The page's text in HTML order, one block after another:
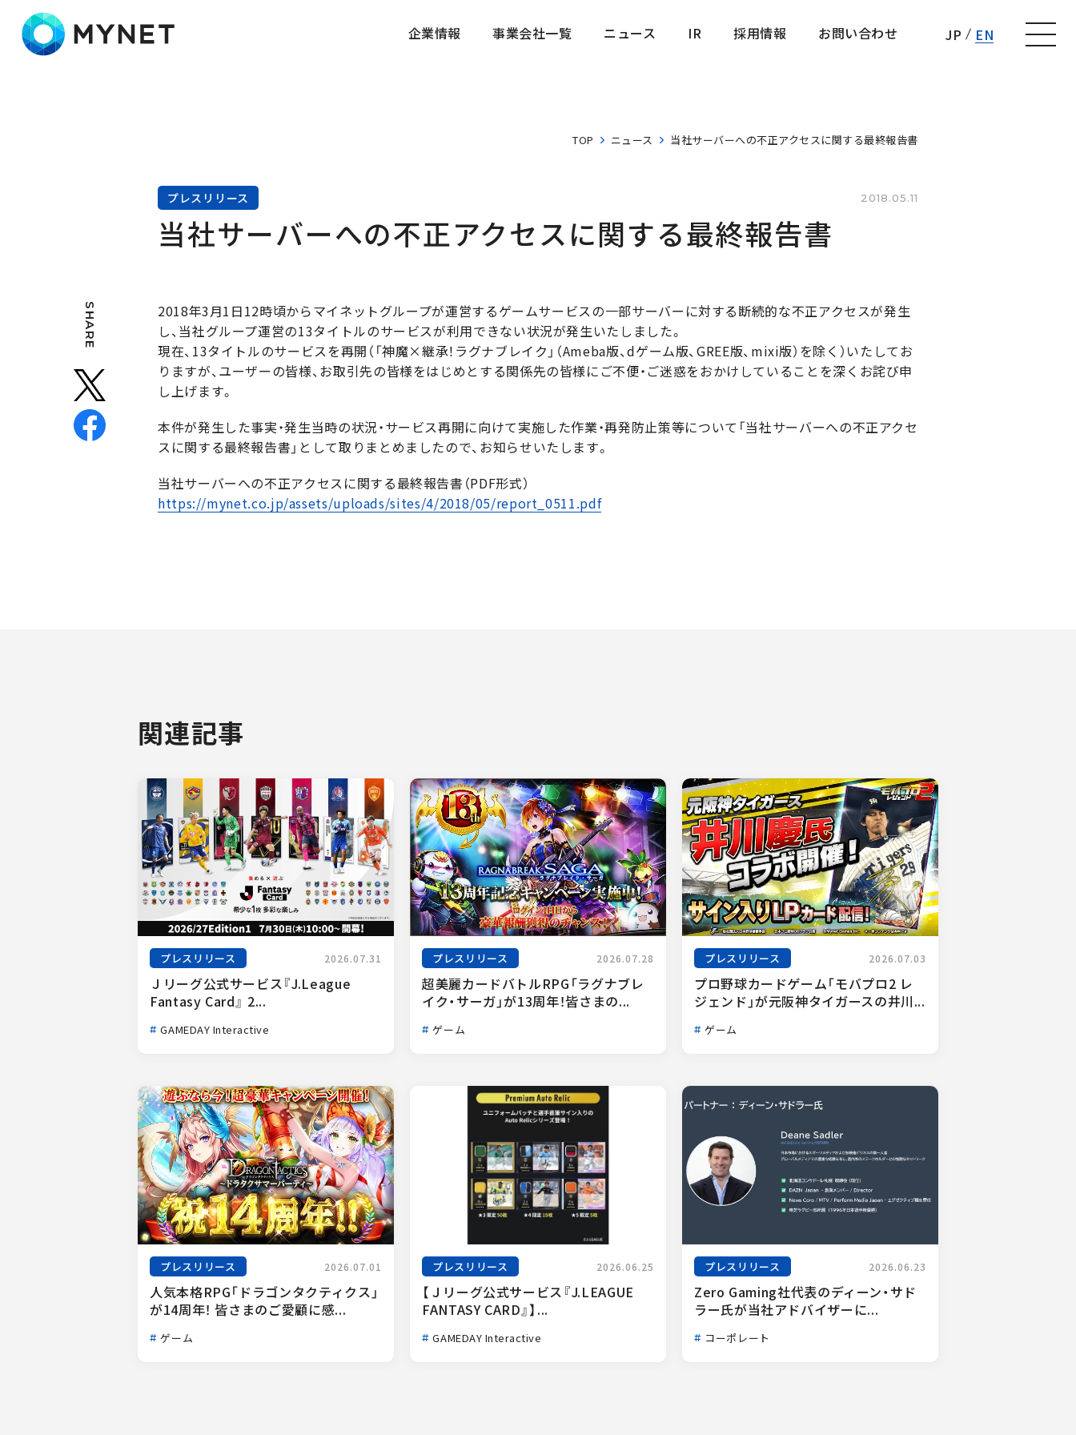
企業情報
事業会社一覧
ニュース
IR
採用情報
お問い合わせ
JP EN
TOP ニュース 当社サーバーへの不正アクセスに関する最終報告書
プレスリリース 2018.05.11
当社サーバーへの不正アクセスに関する最終報告書
SHARE
2018年3月1日12時頃からマイネットグループが運営するゲームサービスの一部サーバーに対する断続的な不正アクセスが発生
し、当社グループ運営の13タイトルのサービスが利用できない状況が発生いたしました。
現在、13タイトルのサービスを再開（「神魔×継承！ラグナブレイク」（Ameba版、dゲーム版、GREE版、mixi版）を除く）いたしてお
りますが、ユーザーの皆様、お取引先の皆様をはじめとする関係先の皆様にご不便・ご迷惑をおかけしていることを深くお詫び申
し上げます。
本件が発生した事実・発生当時の状況・サービス再開に向けて実施した作業・再発防止策等について「当社サーバーへの不正アクセ
スに関する最終報告書」として取りまとめましたので、お知らせいたします。
当社サーバーへの不正アクセスに関する最終報告書（PDF形式）
https://mynet.co.jp/assets/uploads/sites/4/2018/05/report_0511.pdf
関連記事
プレスリリース 2026.07.31
Ｊリーグ公式サービス『J.League
Fantasy Card』 2...
GAMEDAY Interactive
プレスリリース 2026.07.28
超美麗カードバトルRPG「ラグナブレ
イク・サーガ」が13周年！皆さまの...
ゲーム
プレスリリース 2026.07.03
プロ野球カードゲーム「モバプロ2 レ
ジェンド」が元阪神タイガースの井川...
ゲーム
プレスリリース 2026.07.01
人気本格RPG「ドラゴンタクティクス」
が14周年！ 皆さまのご愛顧に感...
ゲーム
プレスリリース 2026.06.25
【Ｊリーグ公式サービス『J.LEAGUE
FANTASY CARD』】...
GAMEDAY Interactive
プレスリリース 2026.06.23
Zero Gaming社代表のディーン・サド
ラー氏が当社アドバイザーに...
コーポレート